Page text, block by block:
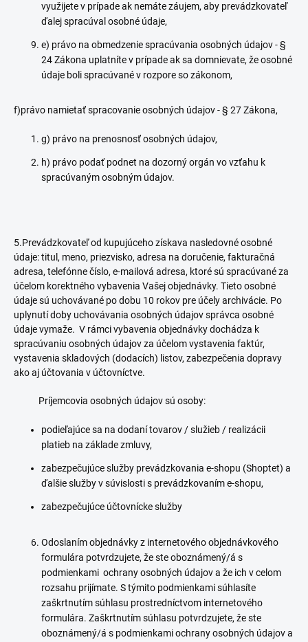
využijete v prípade ak nemáte záujem, aby prevádzkovateľ
ďalej spracúval osobné údaje,
e) právo na obmedzenie spracúvania osobných údajov - §
24 Zákona uplatníte v prípade ak sa domnievate, že osobné
údaje boli spracúvané v rozpore so zákonom,
f)právo namietať spracovanie osobných údajov - § 27 Zákona,
g) právo na prenosnosť osobných údajov,
h) právo podať podnet na dozorný orgán vo vzťahu k
spracúvaným osobným údajov.
5.Prevádzkovateľ od kupujúceho získava nasledovné osobné
údaje: titul, meno, priezvisko, adresa na doručenie, fakturačná
adresa, telefónne číslo, e-mailová adresa, ktoré sú spracúvané za
účelom korektného vybavenia Vašej objednávky. Tieto osobné
údaje sú uchovávané po dobu 10 rokov pre účely archivácie. Po
uplynutí doby uchovávania osobných údajov správca osobné
údaje vymaže. V rámci vybavenia objednávky dochádza k
spracúvaniu osobných údajov za účelom vystavenia faktúr,
vystavenia skladových (dodacích) listov, zabezpečenia dopravy
ako aj účtovania v účtovníctve.
Príjemcovia osobných údajov sú osoby:
podieľajúce sa na dodaní tovarov / služieb / realizácii
platieb na základe zmluvy,
zabezpečujúce služby prevádzkovania e-shopu (Shoptet) a
ďalšie služby v súvislosti s prevádzkovaním e-shopu,
zabezpečujúce účtovnícke služby
Odoslaním objednávky z internetového objednávkového
formulára potvrdzujete, že ste oboznámený/á s
podmienkami ochrany osobných údajov a že ich v celom
rozsahu prijímate. S týmito podmienkami súhlasíte
zaškrtnutím súhlasu prostredníctvom internetového
formulára. Zaškrtnutím súhlasu potvrdzujete, že ste
oboznámený/á s podmienkami ochrany osobných údajov a